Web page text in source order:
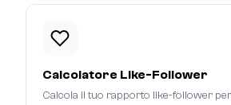
Calcolatore Like-Follower
Calcola il tuo rapporto like-follower